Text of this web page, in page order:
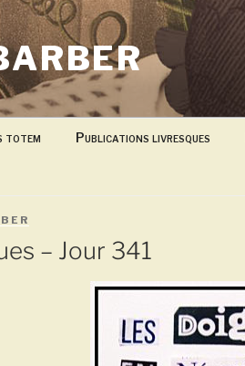
totem Publications livresques
– Jour 341